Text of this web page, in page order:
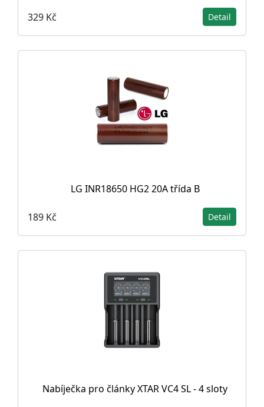
329 Kč Detail
LG INR18650 HG2 20A třída B
189 Kč Detail
Nabíječka pro články XTAR VC4 SL - 4 sloty